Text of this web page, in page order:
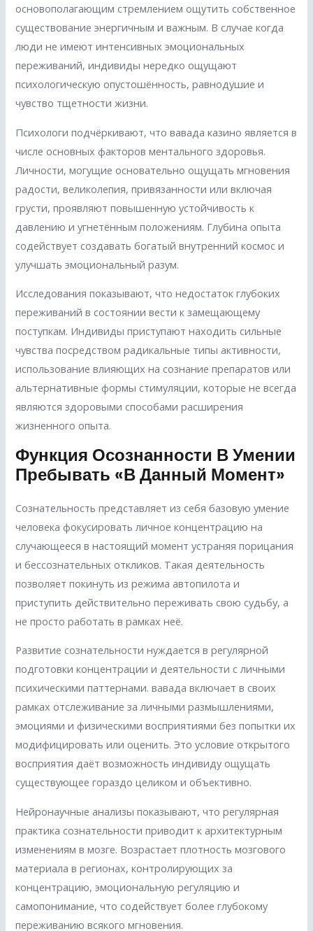
основополагающим стремлением ощутить собственное
существование энергичным и важным. В случае когда
люди не имеют интенсивных эмоциональных
переживаний, индивиды нередко ощущают
психологическую опустошённость, равнодушие и
чувство тщетности жизни.
Психологи подчёркивают, что вавада казино является в
числе основных факторов ментального здоровья.
Личности, могущие основательно ощущать мгновения
радости, великолепия, привязанности или включая
грусти, проявляют повышенную устойчивость к
давлению и угнетённым положениям. Глубина опыта
содействует создавать богатый внутренний космос и
улучшать эмоциональный разум.
Исследования показывают, что недостаток глубоких
переживаний в состоянии вести к замещающему
поступкам. Индивиды приступают находить сильные
чувства посредством радикальные типы активности,
использование влияющих на сознание препаратов или
альтернативные формы стимуляции, которые не всегда
являются здоровыми способами расширения
жизненного опыта.
Функция Осознанности В Умении
Пребывать «в Данный Момент»
Сознательность представляет из себя базовую умение
человека фокусировать личное концентрацию на
случающееся в настоящий момент устраняя порицания
и бессознательных откликов. Такая деятельность
позволяет покинуть из режима автопилота и
приступить действительно переживать свою судьбу, а
не просто работать в рамках неё.
Развитие сознательности нуждается в регулярной
подготовки концентрации и деятельности с личными
психическими паттернами. вавада включает в своих
рамках отслеживание за личными размышлениями,
эмоциями и физическими восприятиями без попытки их
модифицировать или оценить. Это условие открытого
восприятия даёт возможность индивиду ощущать
существующее гораздо целиком и объективно.
Нейронаучные анализы показывают, что регулярная
практика сознательности приводит к архитектурным
изменениям в мозге. Возрастает плотность мозгового
материала в регионах, контролирующих за
концентрацию, эмоциональную регуляцию и
самопонимание, что содействует более глубокому
переживанию всякого мгновения.